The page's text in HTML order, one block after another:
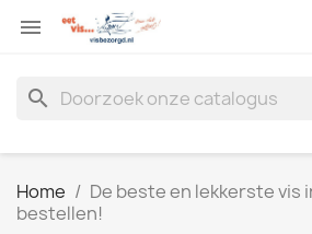

search
Home
De beste en lekkerste vis
bestellen!